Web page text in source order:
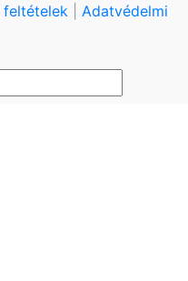
feltételek
Adatvédelmi